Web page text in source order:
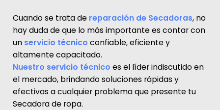
Cuando se trata de reparación de Secadoras, no
hay duda de que lo más importante es contar con
un servicio técnico confiable, eficiente y
altamente capacitado.
Nuestro servicio técnico es el líder indiscutido en
el mercado, brindando soluciones rápidas y
efectivas a cualquier problema que presente tu
Secadora de ropa.